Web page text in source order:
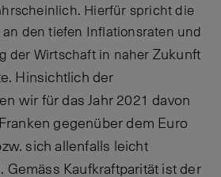
Hierfür spricht die
an den tiefen Inflationsraten und
der Wirtschaft in naher Zukunft
Hinsichtlich der
wir für das Jahr 2021 davon
gegenüber dem Euro
sich allenfalls leicht
Gemäss Kaufkraftparität ist der